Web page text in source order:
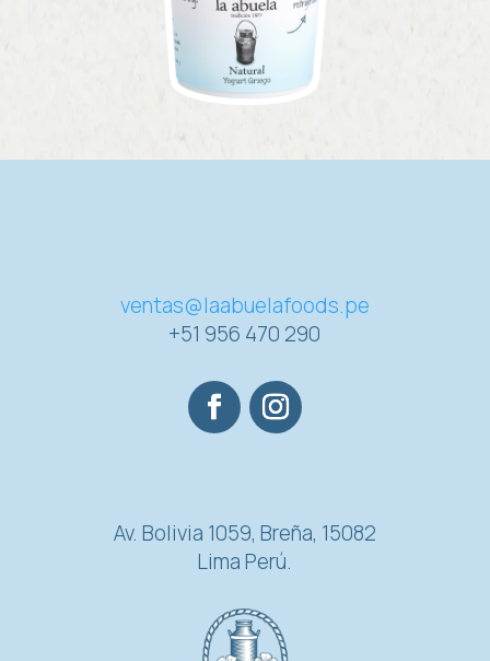
ventas@laabuelafoods.pe
+51 956 470 290
Av. Bolivia 1059, Breña, 15082
Lima Perú.